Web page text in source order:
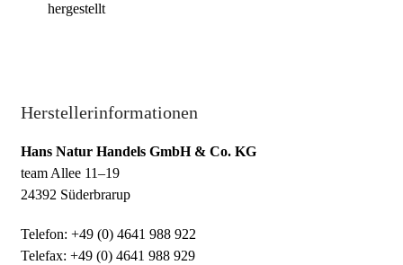
hergestellt
Herstellerinformationen
Hans Natur Handels GmbH & Co. KG
team Allee 11–19
24392 Süderbrarup
Telefon: +49 (0) 4641 988 922
Telefax: +49 (0) 4641 988 929